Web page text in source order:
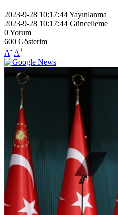
2023-9-28 10:17:44Yayınlanma
2023-9-28 10:17:44 Güncelleme
0Yorum
600 Gösterim
A- A+